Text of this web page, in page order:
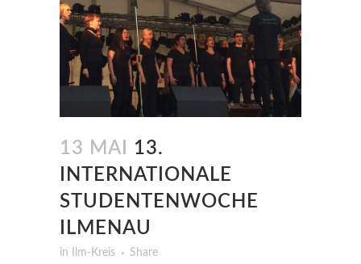
13 MAI
13.
INTERNATIONALE
STUDENTENWOCHE
ILMENAU
in Ilm-Kreis Share